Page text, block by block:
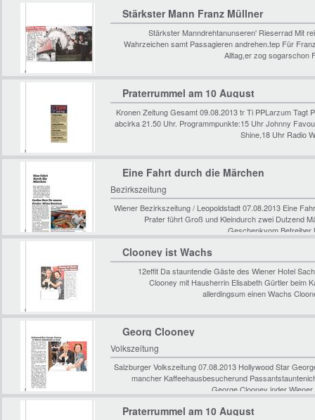
Stärkster Mann Franz Müllner
Stärkster Manndrehtanunseren' Rieserrad Mit
Wahrzeichen samt Passagieren andrehen.tep Für
Alltag,er zog
Praterrummel am 10 August
Kronen Zeitung Gesamt 09.08.2013 tr Ti PPLarzum Tagt
abcirka 21.50 Uhr. Programmpunkte:15 Uhr Johnny
Shine,18 Uhr Radio
Eine Fahrt durch die Märchen
Bezirkszeitung
Wiener Bezirkszeitung / Leopoldstadt 07.08.2013 Eine
Prater führt Groß und Kleindurch zwei Dutzend
Geschenkvom
Clooney ist Wachs
12effit Da stauntendie Gäste des Wiener Hotel
Clooney mit Hausherrin Elisabeth Gürtler beim
allerdingsum einen Wachs
Georg Clooney
Volkszeitung
Salzburger Volkszeitung 07.08.2013 Hollywood Star
mancher Kaffeehausbesucherund
George Clooney inder
Praterrummel am 10 August